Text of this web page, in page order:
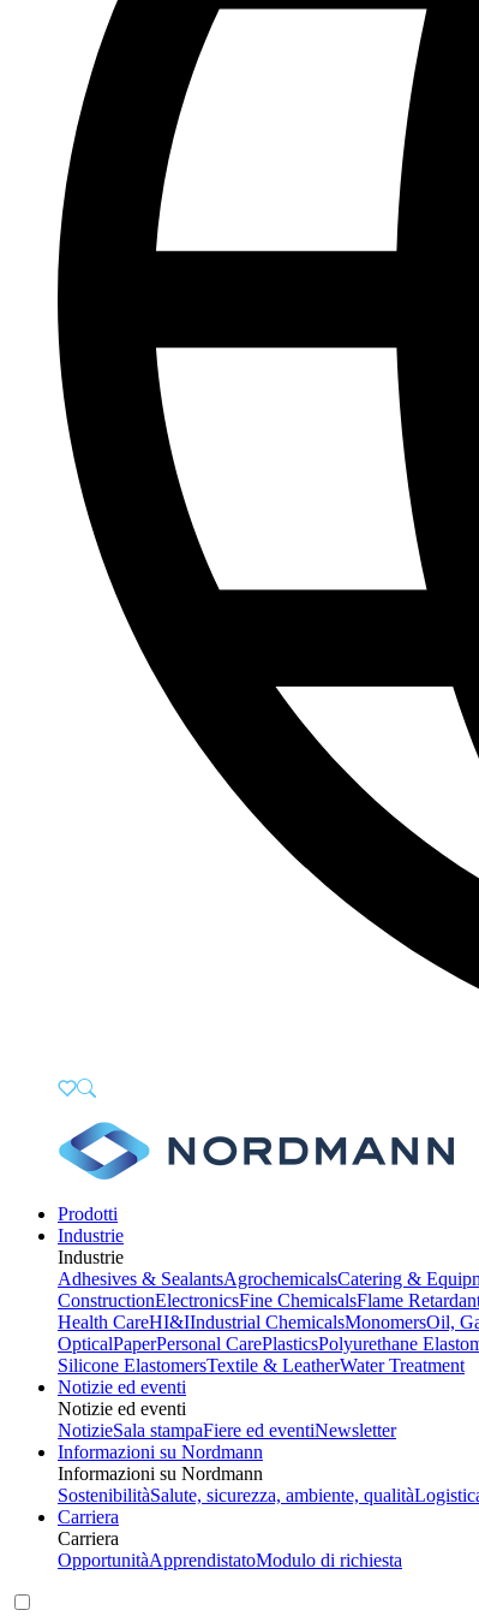
Prodotti
Industrie
Industrie
Adhesives & SealantsAgrochemicalsCatering &
ConstructionElectronicsFine ChemicalsFlame
Health CareHI&IIndustrial ChemicalsMonomersOil,
OpticalPaperPersonal CarePlasticsPolyurethane
Silicone ElastomersTextile & LeatherWater Treatment
Notizie ed eventi
Notizie ed eventi
NotizieSala stampaFiere ed eventiNewsletter
Informazioni su Nordmann
Informazioni su Nordmann
SostenibilitàSalute, sicurezza, ambiente, qualità
Carriera
Carriera
OpportunitàApprendistatoModulo di richiesta